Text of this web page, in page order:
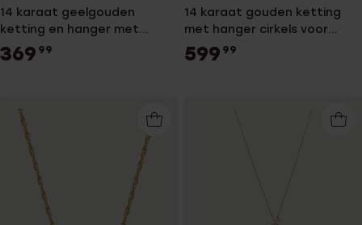
14 karaat geelgouden
ketting en hanger met
kristal
369 99
14 karaat gouden ketting
met hanger cirkels voor
dames
599 99